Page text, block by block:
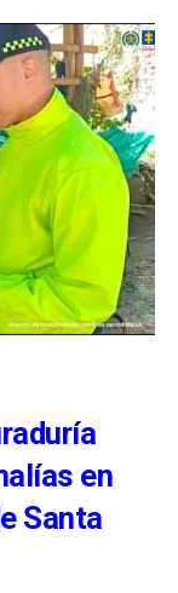
en
Santa